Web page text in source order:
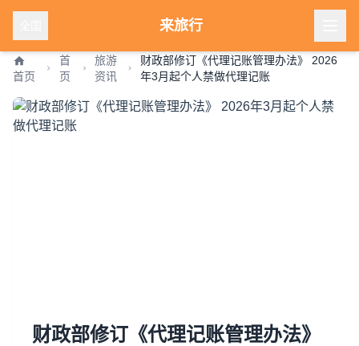
来旅行
首页
首
页
旅游
资讯
财政部修订《代理记账管理办法》 2026
年3月起个人禁做代理记账
财政部修订《代理记账管理办法》